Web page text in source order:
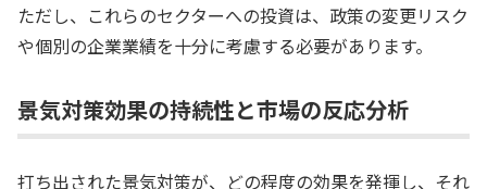
ただし、これらのセクターへの投資は、政策の変更リスク
や個別の企業業績を十分に考慮する必要があります。
景気対策効果の持続性と市場の反応分析
打ち出された景気対策が、どの程度の効果を発揮し、それ